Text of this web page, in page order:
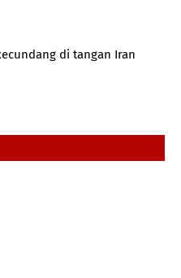
di tangan Iran